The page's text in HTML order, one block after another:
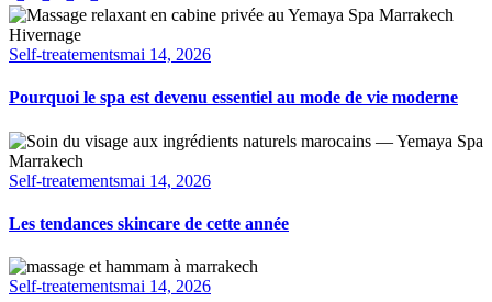
Self-treatementsmai 14, 2026
Pourquoi le spa est devenu essentiel au mode de vie moderne
Self-treatementsmai 14, 2026
Les tendances skincare de cette année
Self-treatementsmai 14, 2026